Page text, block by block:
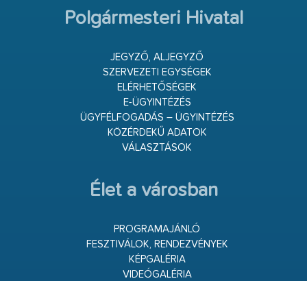
Polgármesteri Hivatal
JEGYZŐ, ALJEGYZŐ
SZERVEZETI EGYSÉGEK
ELÉRHETŐSÉGEK
E-ÜGYINTÉZÉS
ÜGYFÉLFOGADÁS – ÜGYINTÉZÉS
KÖZÉRDEKŰ ADATOK
VÁLASZTÁSOK
Élet a városban
PROGRAMAJÁNLÓ
FESZTIVÁLOK, RENDEZVÉNYEK
KÉPGALÉRIA
VIDEÓGALÉRIA